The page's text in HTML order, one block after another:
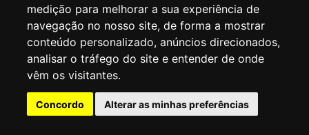
medição para melhorar a sua experiência de
navegação no nosso site, de forma a mostrar
conteúdo personalizado, anúncios direcionados,
analisar o tráfego do site e entender de onde
vêm os visitantes.
Concordo Alterar as minhas preferências
SECRETARIA DE EDUCAÇÃO
Rua Claudino Barbosa, 313 - Macedo - Guarulhos/SP CEP 07113-040
Central de Atendimento: *55 11 2475-7300